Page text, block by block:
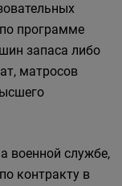
программе
запаса либо
матросов
военной службе,
контракту в